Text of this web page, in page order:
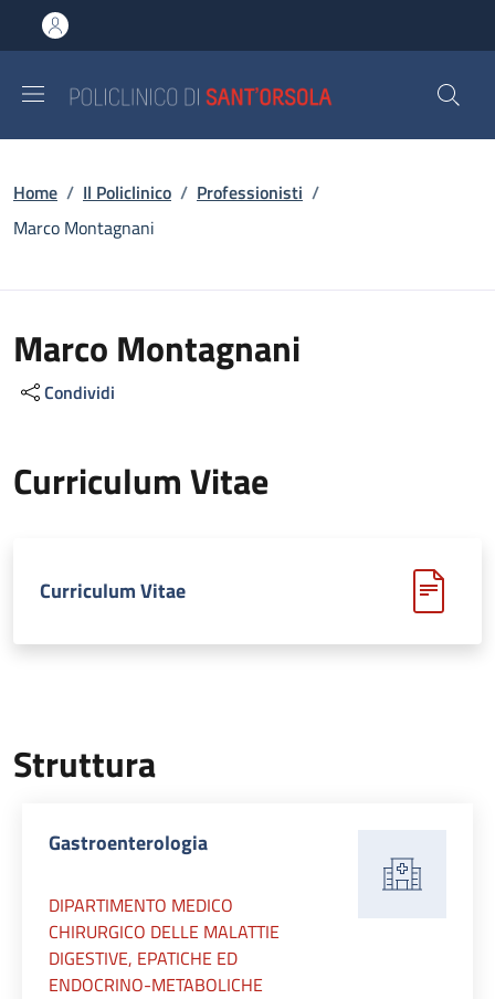
al contenuto principale
to footer content
Briciole di pane
Home / Il Policlinico / Professionisti /
Marco Montagnani
Marco Montagnani
Condividi
Curriculum Vitae
Curriculum Vitae
Struttura
Gastroenterologia
DIPARTIMENTO MEDICO
CHIRURGICO DELLE MALATTIE
DIGESTIVE, EPATICHE ED
ENDOCRINO-METABOLICHE